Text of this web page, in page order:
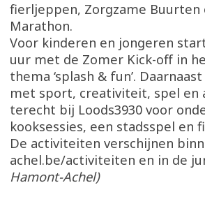
fierljeppen, Zorgzame Buurten
Marathon.
Voor kinderen en jongeren
uur met de Zomer Kick-off in
thema ‘splash & fun’.
met sport, creativiteit, spel en
terecht bij Loods3930 voor
kooksessies, een stadsspel en
De activiteiten verschijnen
achel.be/activiteiten en in de
Hamont-Achel)